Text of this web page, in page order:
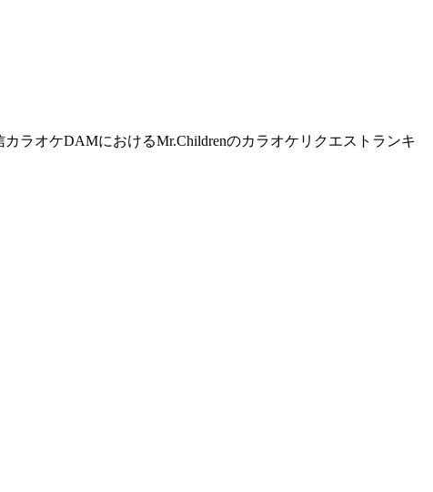
ラオケDAMにおけるMr.Childrenのカラオケリクエストランキ